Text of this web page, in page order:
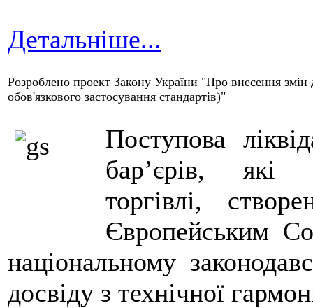
Детальніше...
Розроблено проект Закону України "Про внесення
обов'язкового застосування стандартів)"
Поступова
бар’єрів, які
торгівлі,
Європейським
національному
досвіду з технічної